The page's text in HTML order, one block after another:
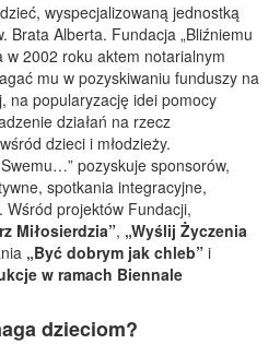
wyspecjalizowaną jednostką
Brata Alberta. Fundacja „Bliźniemu
w 2002 roku aktem notarialnym
mu w pozyskiwaniu funduszy na
na popularyzację idei pomocy
działań na rzecz
dzieci i młodzieży.
pozyskuje sponsorów,
spotkania integracyjne,
Wśród projektów Fundacji,
Miłosierdzia”, „Wyślij Życzenia
„Być dobrym jak chleb” i
w ramach Biennale
dzieciom?